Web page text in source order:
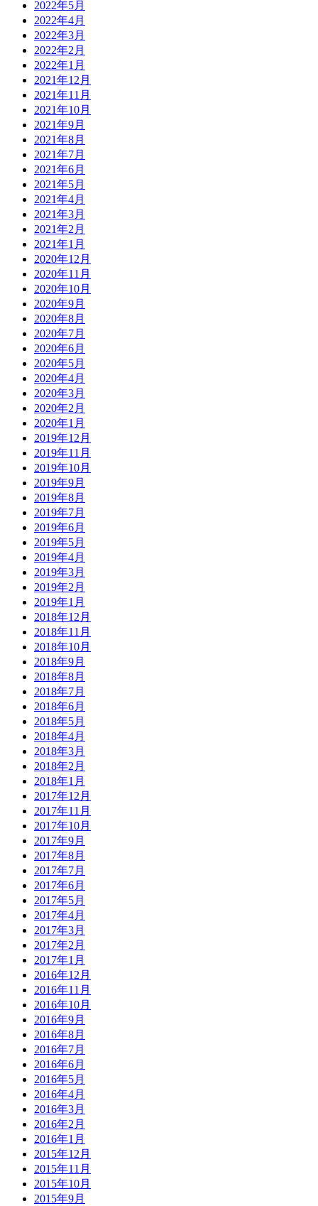
2022年5月
2022年4月
2022年3月
2022年2月
2022年1月
2021年12月
2021年11月
2021年10月
2021年9月
2021年8月
2021年7月
2021年6月
2021年5月
2021年4月
2021年3月
2021年2月
2021年1月
2020年12月
2020年11月
2020年10月
2020年9月
2020年8月
2020年7月
2020年6月
2020年5月
2020年4月
2020年3月
2020年2月
2020年1月
2019年12月
2019年11月
2019年10月
2019年9月
2019年8月
2019年7月
2019年6月
2019年5月
2019年4月
2019年3月
2019年2月
2019年1月
2018年12月
2018年11月
2018年10月
2018年9月
2018年8月
2018年7月
2018年6月
2018年5月
2018年4月
2018年3月
2018年2月
2018年1月
2017年12月
2017年11月
2017年10月
2017年9月
2017年8月
2017年7月
2017年6月
2017年5月
2017年4月
2017年3月
2017年2月
2017年1月
2016年12月
2016年11月
2016年10月
2016年9月
2016年8月
2016年7月
2016年6月
2016年5月
2016年4月
2016年3月
2016年2月
2016年1月
2015年12月
2015年11月
2015年10月
2015年9月